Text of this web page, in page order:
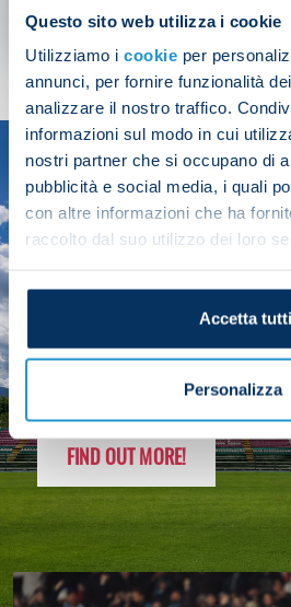
Questo sito web utilizza i cookie
Utilizziamo i cookie per
annunci, per fornire funzionalità
analizzare il nostro traffico.
informazioni sul modo in cui
nostri partner che si occupano di
pubblicità e social media, i quali
con altre informazioni che ha
raccolto dal suo utilizzo dei loro
Accetta tutti
Personalizza
SHOP NOW
SEASON
2025/26
FOLLOW THE
FIND OUT MORE!